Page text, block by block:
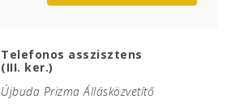
Telefonos asszisztens
(III. ker.)
Újbuda Prizma Állásközvetítő